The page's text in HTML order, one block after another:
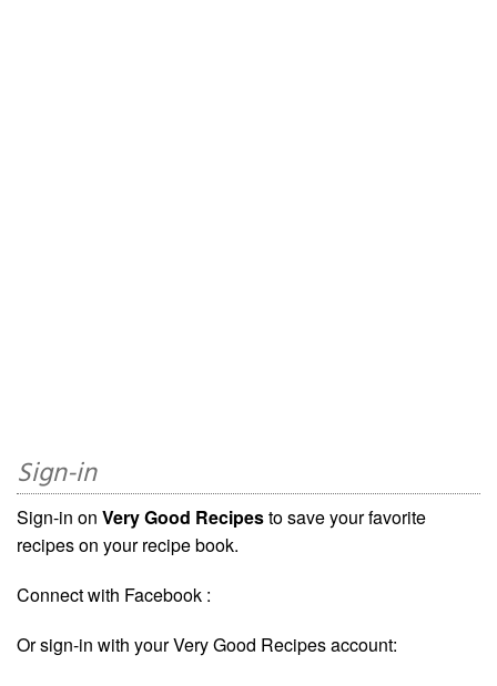
Sign-in
Sign-in on Very Good Recipesto save your favorite
recipes on your recipe book.
Connect with Facebook :
Or sign-in with your Very Good Recipes account: